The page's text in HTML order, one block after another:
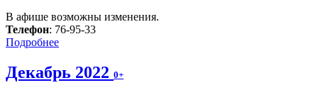
В афише возможны изменения.
Телефон: 76-95-33
Подробнее
Декабрь 2022 0+